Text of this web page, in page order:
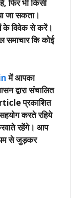
फिर भी किसी
जा सकता।
के विवेक से करें।
समाचार कि कोई
में आपका
द्वारा संचालित
प्रकाशित
करते रहिये
रहेंगे। आप
से जुड़कर